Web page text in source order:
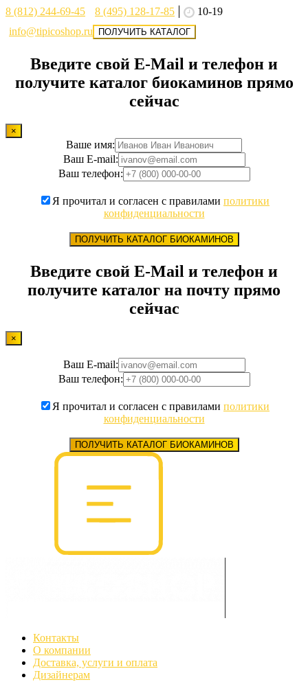
8 (812) 244-69-45 8 (495) 128-17-85
10-19
info@tipicoshop.ru
ПОЛУЧИТЬ КАТАЛОГ
Введите свой E-Mail и телефон и
получите каталог биокаминов прямо
сейчас
×
Ваше имя:
Ваш E-mail:
Ваш телефон:
Я прочитал и согласен с правилами политики
конфиденциальности
ПОЛУЧИТЬ КАТАЛОГ БИОКАМИНОВ
Введите свой E-Mail и телефон и
получите каталог на почту прямо
сейчас
×
Ваш E-mail:
Ваш телефон:
Я прочитал и согласен с правилами политики
конфиденциальности
ПОЛУЧИТЬ КАТАЛОГ БИОКАМИНОВ
Контакты
О компании
Доставка, услуги и оплата
Дизайнерам